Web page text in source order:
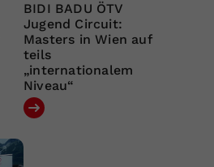
BIDI BADU ÖTV
Jugend Circuit:
Masters in Wien auf
teils
„internationalem
Niveau“